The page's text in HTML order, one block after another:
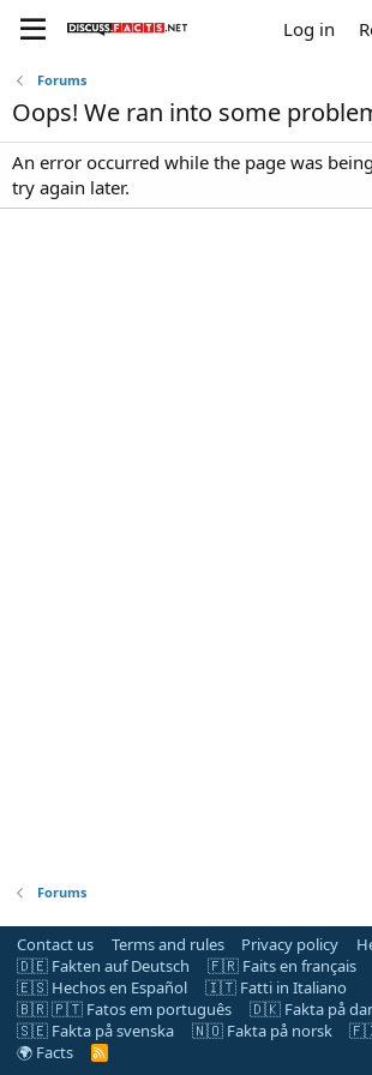
Log in
Forums
Oops! We ran into some
An error occurred while the page was
try again later.
Forums
Contact us Terms and rules Privacy policy
🇩🇪 Fakten auf Deutsch
🇫🇷 Faits en français
🇪🇸 Hechos en Español
🇮🇹 Fatti in Italiano
🇧🇷 🇵🇹 Fatos em português
🇩🇰 Fakta på
🇸🇪 Fakta på svenska
🇳🇴 Fakta på norsk
🌍 Facts
R